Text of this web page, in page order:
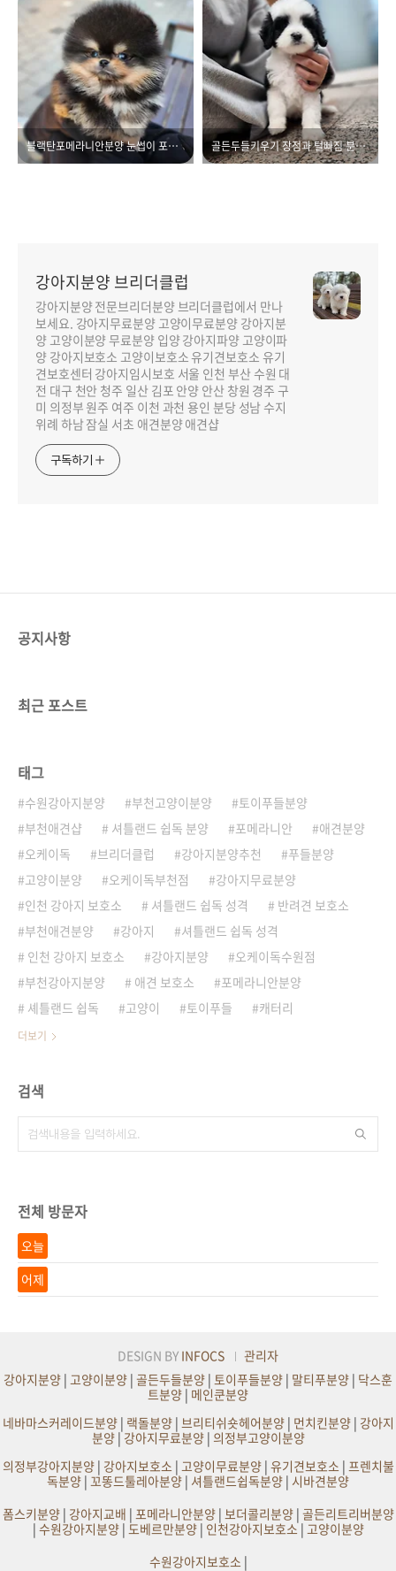
블랙탄포메라니안분양 눈썹이 포인트 골든두들키우기 장점과 털빠짐 분양가까지 알아보아요
강아지분양 브리더클럽
강아지분양 전문브리더분양 브리더클럽에서 만나
보세요. 강아지무료분양 고양이무료분양 강아지분
양 고양이분양 무료분양 입양 강아지파양 고양이파
양 강아지보호소 고양이보호소 유기견보호소 유기
견보호센터 강아지임시보호 서울 인천 부산 수원 대
전 대구 천안 청주 일산 김포 안양 안산 창원 경주 구
미 의정부 원주 여주 이천 과천 용인 분당 성남 수지
위례 하남 잠실 서초 애견분양 애견샵
구독하기
공지사항
최근 포스트
태그
수원강아지분양 부천고양이분양
토이푸들분양
부천애견샵
셔틀랜드 쉽독 분양 포메라니안
애견분양
오케이독
브리더클럽 강아지분양추천
푸들분양
고양이분양
오케이독부천점
강아지무료분양
인천 강아지 보호소
셔틀랜드 쉽독 성격
반려견 보호소
부천애견분양
강아지
셔틀랜드 쉽독 성격
인천 강아지 보호소
강아지분양
오케이독수원점
부천강아지분양
애견 보호소
포메라니안분양
셰틀랜드 쉽독
고양이 토이푸들 캐터리
더보기
검색
전체 방문자
오늘
어제
DESIGN BY INFOCS
관리자
강아지분양 | 고양이분양 | 골든두들분양 | 토이푸들분양 | 말티푸분양 | 닥스훈
트분양 | 메인쿤분양
네바마스커레이드분양| 랙돌분양| 브리티쉬숏헤어분양| 먼치킨분양| 강아지
분양|강아지무료분양| 의정부고양이분양
의정부강아지분양| 강아지보호소| 고양이무료분양| 유기견보호소| 프렌치불
독분양 | 꼬똥드툴레아분양 | 셔틀랜드쉽독분양 | 시바견분양
폼스키분양| 강아지교배 | 포메라니안분양| 보더콜리분양| 골든리트리버분양
| 수원강아지분양| 도베르만분양| 인천강아지보호소| 고양이분양
수원강아지보호소|